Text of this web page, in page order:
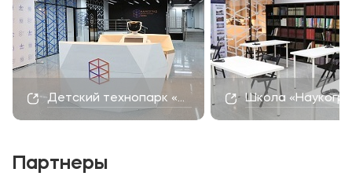
Детский технопарк «Наукоград» Школа
Партнеры